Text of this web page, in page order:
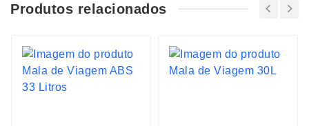
Produtos relacionados